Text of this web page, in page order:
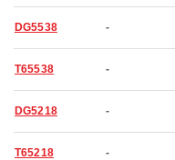
DG5538 -
T65538 -
DG5218 -
T65218 -